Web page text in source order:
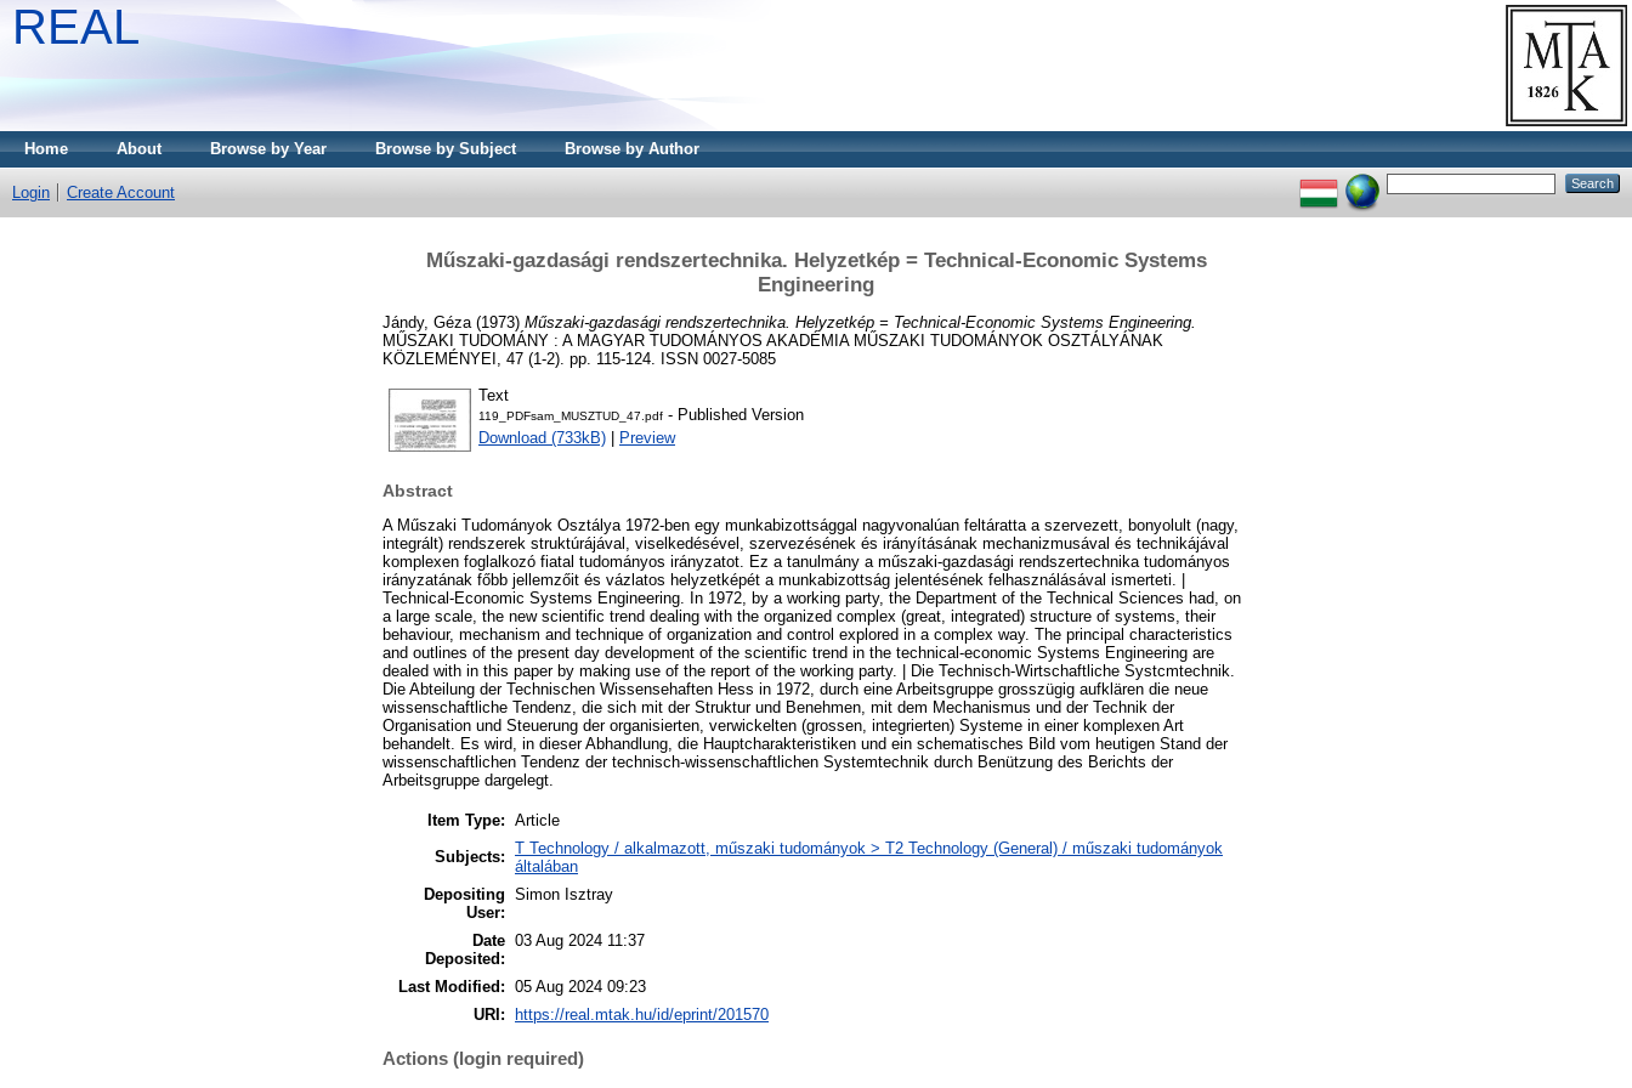
REAL
Home About Browse by Year Browse by Subject Browse by Author
Login Create Account
Műszaki-gazdasági rendszertechnika. Helyzetkép = Technical-Economic Systems
Engineering
Jándy, Géza (1973) Műszaki-gazdasági rendszertechnika. Helyzetkép = Technical-Economic Systems Engineering.
MŰSZAKI TUDOMÁNY : A MAGYAR TUDOMÁNYOS AKADÉMIA MŰSZAKI TUDOMÁNYOK OSZTÁLYÁNAK
KÖZLEMÉNYEI, 47 (1-2). pp. 115-124. ISSN 0027-5085
Text
119_PDFsam_MUSZTUD_47.pdf - Published Version
Download (733kB)
Preview
Abstract
A Műszaki Tudományok Osztálya 1972-ben egy munkabizottsággal nagyvonalúan feltáratta a szervezett, bonyolult (nagy,
integrált) rendszerek struktúrájával, viselkedésével, szervezésének és irányításának mechanizmusával és technikájával
komplexen foglalkozó fiatal tudományos irányzatot. Ez a tanulmány a műszaki-gazdasági rendszertechnika tudományos
irányzatának főbb jellemzőit és vázlatos helyzetképét a munkabizottság jelentésének felhasználásával ismerteti. |
Technical-Economic Systems Engineering. In 1972, by a working party, the Department of the Technical Sciences had, on
a large scale, the new scientific trend dealing with the organized complex (great, integrated) structure of systems, their
behaviour, mechanism and technique of organization and control explored in a complex way. The principal characteristics
and outlines of the present day development of the scientific trend in the technical-economic Systems Engineering are
dealed with in this paper by making use of the report of the working party. | Die Technisch-Wirtschaftliche Systcmtechnik.
Die Abteilung der Technischen Wissensehaften Hess in 1972, durch eine Arbeitsgruppe grosszügig aufklären die neue
wissenschaftliche Tendenz, die sich mit der Struktur und Benehmen, mit dem Mechanismus und der Technik der
Organisation und Steuerung der organisierten, verwickelten (grossen, integrierten) Systeme in einer komplexen Art
behandelt. Es wird, in dieser Abhandlung, die Hauptcharakteristiken und ein schematisches Bild vom heutigen Stand der
wissenschaftlichen Tendenz der technisch-wissenschaftlichen Systemtechnik durch Benützung des Berichts der
Arbeitsgruppe dargelegt.
Item Type: Article
Subjects: T Technology / alkalmazott, műszaki tudományok > T2 Technology (General) / műszaki tudományok
általában
Depositing
User:
Simon Isztray
Date
Deposited:
03 Aug 2024 11:37
Last Modified: 05 Aug 2024 09:23
URI: https://real.mtak.hu/id/eprint/201570
Actions (login required)